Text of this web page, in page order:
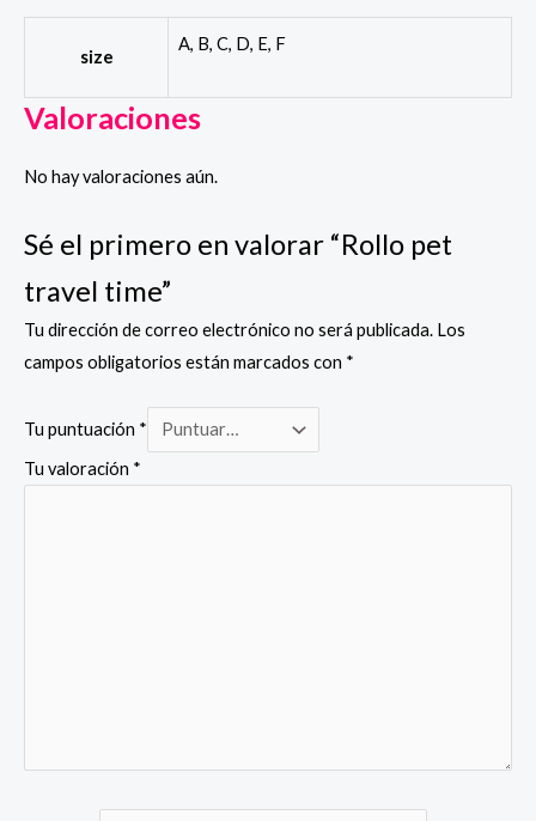
size
A, B, C, D, E, F
Valoraciones
No hay valoraciones aún.
Sé el primero en valorar “Rollo pet
travel time”
Tu dirección de correo electrónico no será publicada. Los
campos obligatorios están marcados con *
Tu puntuación *
Tu valoración *